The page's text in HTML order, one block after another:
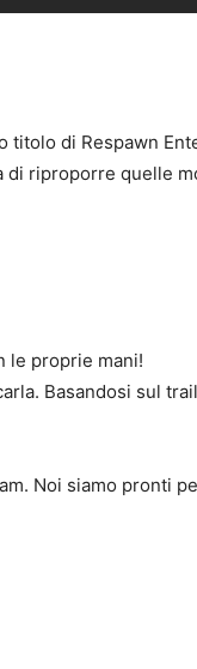
titolo di Respawn
di riproporre quelle
le proprie mani!
Basandosi sul
Noi siamo pronti